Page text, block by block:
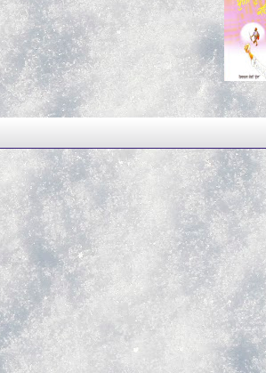
...